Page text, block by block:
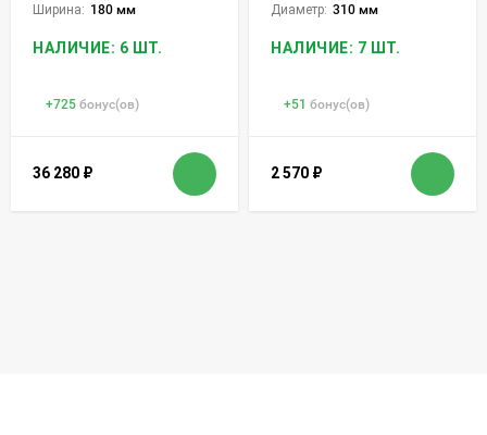
Ширина: 180 мм
НАЛИЧИЕ: 6 ШТ.
+725 бонус(ов)
36 280 ₽
Диаметр: 310 мм
НАЛИЧИЕ: 7 ШТ.
+51 бонус(ов)
2 570 ₽